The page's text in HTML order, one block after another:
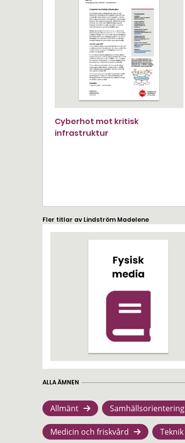
Cyberhot mot kritisk
infrastruktur
Fler titlar av Lindström Madelene
ALLA ÄMNEN
Allmänt Samhällsorientering
Medicin och friskvård Teknik